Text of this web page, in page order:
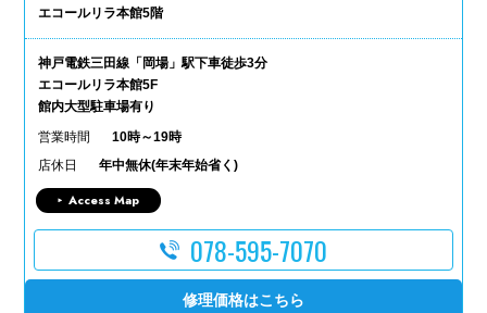
エコールリラ本館5階
神戸電鉄三田線「岡場」駅下車徒歩3分
エコールリラ本館5F
館内大型駐車場有り
営業時間
10時～19時
店休日
年中無休(年末年始省く)
Access Map
078-595-7070
修理価格はこちら